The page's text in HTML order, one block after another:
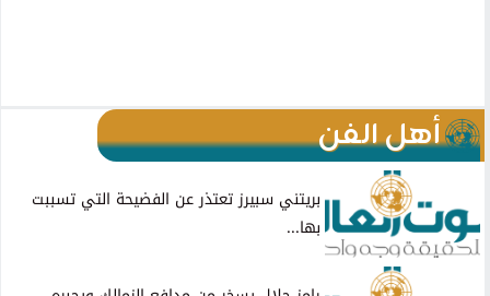
أهل الفن
بريتني سبيرز تعتذر عن الفضيحة التي تسببت
بها...